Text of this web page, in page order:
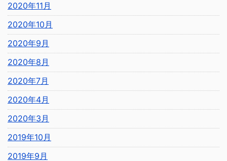
2020年11月
2020年10月
2020年9月
2020年8月
2020年7月
2020年4月
2020年3月
2019年10月
2019年9月